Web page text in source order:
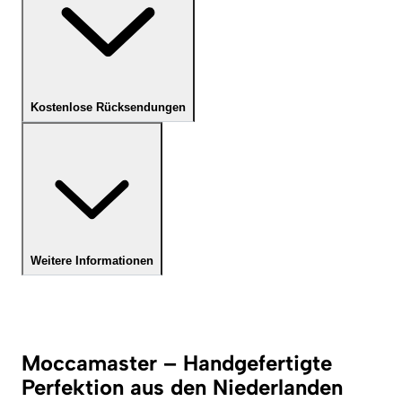
Kostenlose Rücksendungen
Weitere Informationen
Moccamaster – Handgefertigte
Perfektion aus den Niederlanden